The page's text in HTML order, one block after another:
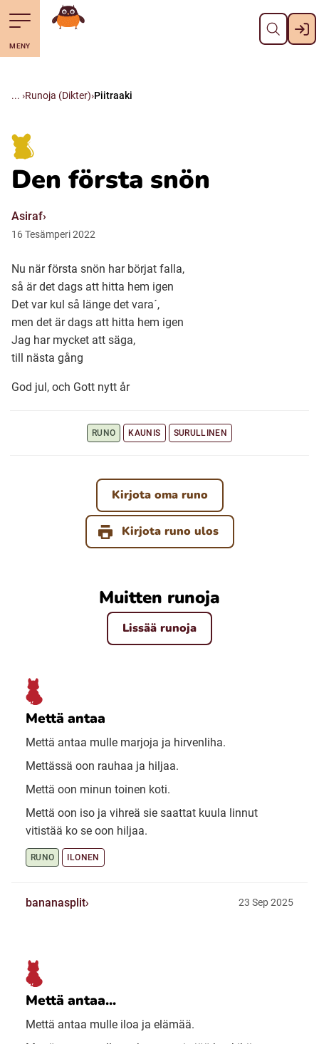
Till navigering av sidans innehåll
Till övergripande innehåll för webbplatsen Pane kiini
Suomi (Finska)
Julevsámegiella (Lulesamiska)
Davvisámegiella (Nordsamiska)
Bidumsámegiella (Pitesamiska)
Ubmejesámiengiälla (Umesamiska)
Arli (Romska)
Resanderomani (Romska)
Kelderash (Romska)
MENY
Mene starttisivule
Runoja (Dikter) Piitraaki
Den första snön
Asiraf
16Tesämperi2022
Nu när första snön har börjat falla,
så är det dags att hitta hem igen
Det var kul så länge det vara´,
men det är dags att hitta hem igen
Jag har mycket att säga,
till nästa gång
God jul, och Gott nytt år
RUNO KAUNIS SURULLINEN
Kirjota oma runo
Kirjota runo ulos
Muitten runoja
Lissää runoja
Mettä antaa
Mettä antaa mulle marjoja ja hirvenliha.
Mettässä oon rauhaa ja hiljaa.
Mettä oon minun toinen koti.
Mettä oon iso ja vihreä sie saattat kuula linnut
vitistää ko se oon hiljaa.
RUNO ILONEN
bananasplit 23 Sep 2025
Mettä antaa...
Mettä antaa mulle iloa ja elämää.